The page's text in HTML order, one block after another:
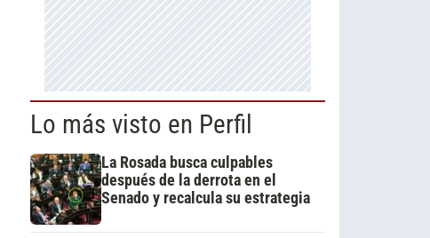
Lo más visto en Perfil
La Rosada busca culpables
después de la derrota en el
Senado y recalcula su estrategia